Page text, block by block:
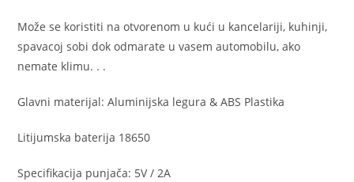
Može se koristiti na otvorenom u kući u kancelariji, kuhinji,
spavacoj sobi dok odmarate u vasem automobilu, ako
nemate klimu. . .
Glavni materijal: Aluminijska legura & ABS Plastika
Litijumska baterija 18650
Specifikacija punjača: 5V / 2A